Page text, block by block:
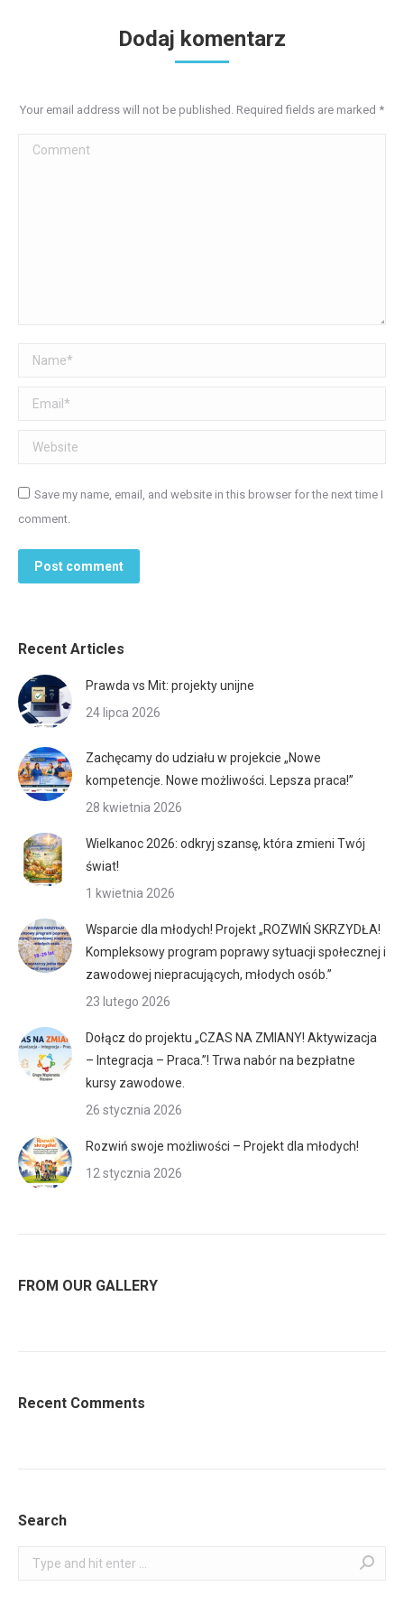
Dodaj komentarz
Your email address will not be published. Required fields are marked *
Comment
Name *
Email *
Website
Save my name, email, and website in this browser for the next time I
comment.
Post comment
Recent Articles
Prawda vs Mit: projekty unijne
24 lipca 2026
Zachęcamy do udziału w projekcie „Nowe
kompetencje. Nowe możliwości. Lepsza praca!”
28 kwietnia 2026
Wielkanoc 2026: odkryj szansę, która zmieni Twój
świat!
1 kwietnia 2026
Wsparcie dla młodych! Projekt „ROZWIŃ SKRZYDŁA!
Kompleksowy program poprawy sytuacji społecznej i
zawodowej niepracujących, młodych osób.”
23 lutego 2026
Dołącz do projektu „CZAS NA ZMIANY! Aktywizacja
– Integracja – Praca.”! Trwa nabór na bezpłatne
kursy zawodowe.
26 stycznia 2026
Rozwiń swoje możliwości – Projekt dla młodych!
12 stycznia 2026
FROM OUR GALLERY
Recent Comments
Search
Search: